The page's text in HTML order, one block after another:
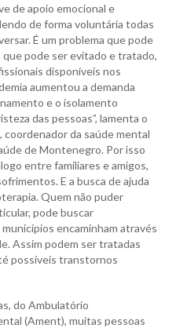
de apoio emocional e
de forma voluntária todas
É um problema que pode
pode ser evitado e tratado,
disponíveis nos
aumentou a demanda
e o isolamento
das pessoas”, lamenta o
da saúde mental
de Montenegro. Por isso
entre familiares e amigos,
E a busca de ajuda
Quem não puder
pode buscar
encaminham através
Assim podem ser tratadas
possíveis transtornos
do Ambulatório
(Ament), muitas pessoas